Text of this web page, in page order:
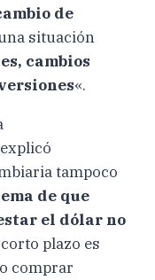
de
situación
cambios
«.
explicó
tampoco
de que
el dólar no
plazo es
comprar